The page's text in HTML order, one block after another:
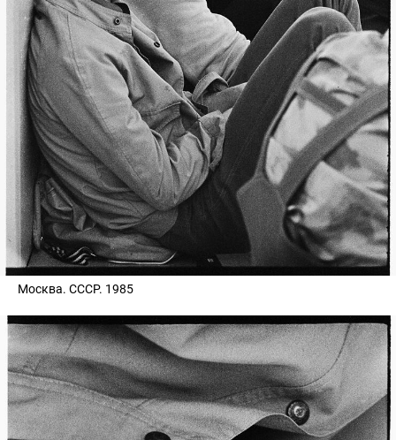
Москва. СССР. 1985